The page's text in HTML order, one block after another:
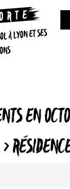
À LYON ET SES
EN
›